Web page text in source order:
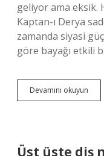
geliyor ama eksik.
Kaptan-ı Derya
zamanda siyasi
göre bayağı etkili
Devamını okuyun
paşa
Üst üste diş